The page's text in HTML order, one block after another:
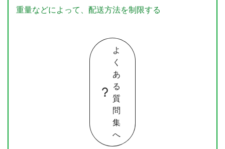
重量などによって、配送方法を制限する
よ
く
あ
る
質
問
集
へ